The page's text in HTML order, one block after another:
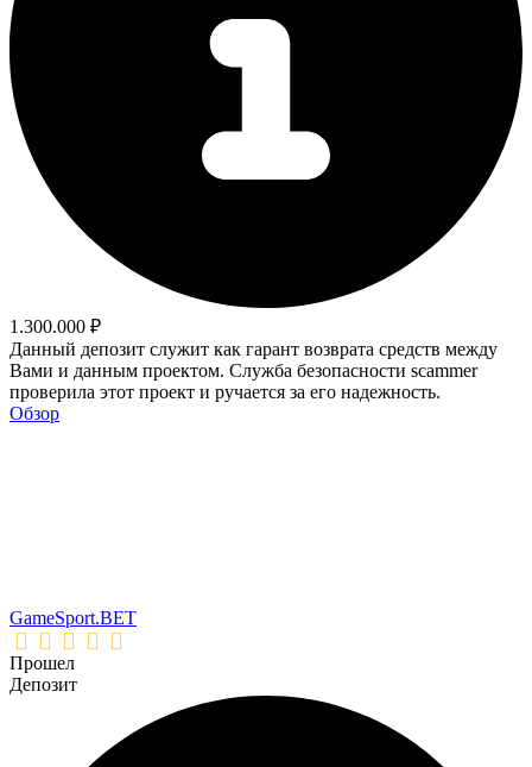
1.300.000 ₽
Данный депозит служит как гарант возврата средств между
Вами и данным проектом. Служба безопасности scammer
проверила этот проект и ручается за его надежность.
Обзор
GameSport.BET
Прошел
Депозит